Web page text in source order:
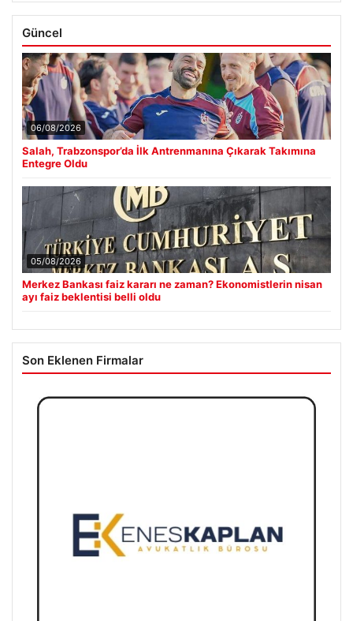
Güncel
06/08/2026
Salah, Trabzonspor’da İlk Antrenmanına Çıkarak Takımına
Entegre Oldu
05/08/2026
Merkez Bankası faiz kararı ne zaman? Ekonomistlerin nisan
ayı faiz beklentisi belli oldu
Son Eklenen Firmalar